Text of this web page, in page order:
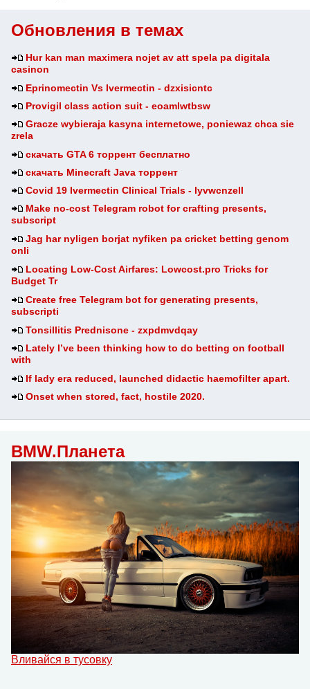
Обновления в темах
Hur kan man maximera nojet av att spela pa digitala
casinon
Eprinomectin Vs Ivermectin - dzxisicntc
Provigil class action suit - eoamlwtbsw
Gracze wybieraja kasyna internetowe, poniewaz chca sie
zrela
скачать GTA 6 торрент бесплатно
скачать Minecraft Java торрент
Covid 19 Ivermectin Clinical Trials - lyvwcnzell
Make no-cost Telegram robot for crafting presents,
subscript
Jag har nyligen borjat nyfiken pa cricket betting genom
onli
Locating Low-Cost Airfares: Lowcost.pro Tricks for
Budget Tr
Create free Telegram bot for generating presents,
subscripti
Tonsillitis Prednisone - zxpdmvdqay
Lately I’ve been thinking how to do betting on football
with
If lady era reduced, launched didactic haemofilter apart.
Onset when stored, fact, hostile 2020.
BMW.Планета
Вливайся в тусовку